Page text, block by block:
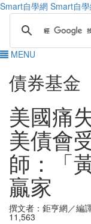
Smart自學網 Smart自
MENU
債券基金
美國痛
美債會
師：「
贏家
撰文者：鉅亨網／
11,563